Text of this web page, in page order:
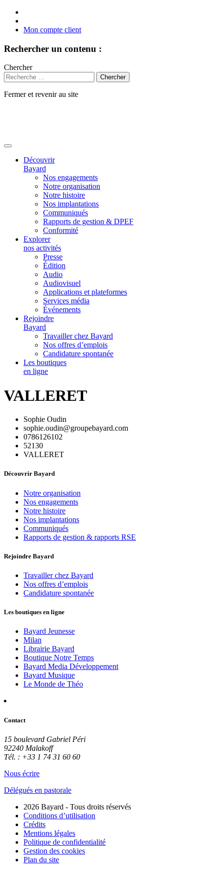
Mon compte client
Rechercher un contenu :
Chercher
Fermer et revenir au site
Découvrir
Bayard
Nos engagements
Notre organisation
Notre histoire
Nos implantations
Communiqués
Rapports de gestion & DPEF
Conformité
Explorer
nos activités
Presse
Édition
Audio
Audiovisuel
Applications et plateformes
Services média
Événements
Rejoindre
Bayard
Travailler chez Bayard
Nos offres d’emplois
Candidature spontanée
Les boutiques
en ligne
VALLERET
Sophie Oudin
sophie.oudin@groupebayard.com
0786126102
52130
VALLERET
Découvrir Bayard
Notre organisation
Nos engagements
Notre histoire
Nos implantations
Communiqués
Rapports de gestion & rapports RSE
Rejoindre Bayard
Travailler chez Bayard
Nos offres d’emplois
Candidature spontanée
Les boutiques en ligne
Bayard Jeunesse
Milan
Librairie Bayard
Boutique Notre Temps
Bayard Media Développement
Bayard Musique
Le Monde de Théo
Contact
15 boulevard Gabriel Péri
92240 Malakoff
Tél. : +33 1 74 31 60 60
Nous écrire
Délégués en pastorale
2026 Bayard - Tous droits réservés
Conditions d’utilisation
Crédits
Mentions légales
Politique de confidentialité
Gestion des cookies
Plan du site